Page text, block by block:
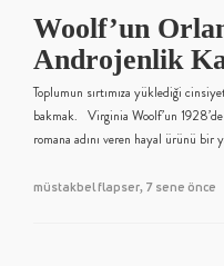
Woolf’un
Androjenlik
Toplumun sırtımıza yüklediği
bakmak. Virginia Woolf’un
romana adını veren hayal ürünü
müstakbel flapser, 7 sene önce